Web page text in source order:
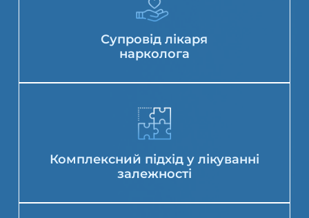
Супровід лікаря
нарколога
Комплексний підхід у лікуванні
залежності